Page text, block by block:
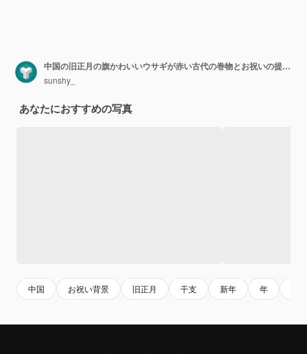
中国の旧正月の旗かわいいウサギが赤い古代の巻物とお祝いの提灯を吊るし、中国の祭りの月のCYN 2023年のウサギの3Dレンダリング
sunshy_
あなたにおすすめの写真
中国 お祝い背景 旧正月 干支 新年 年